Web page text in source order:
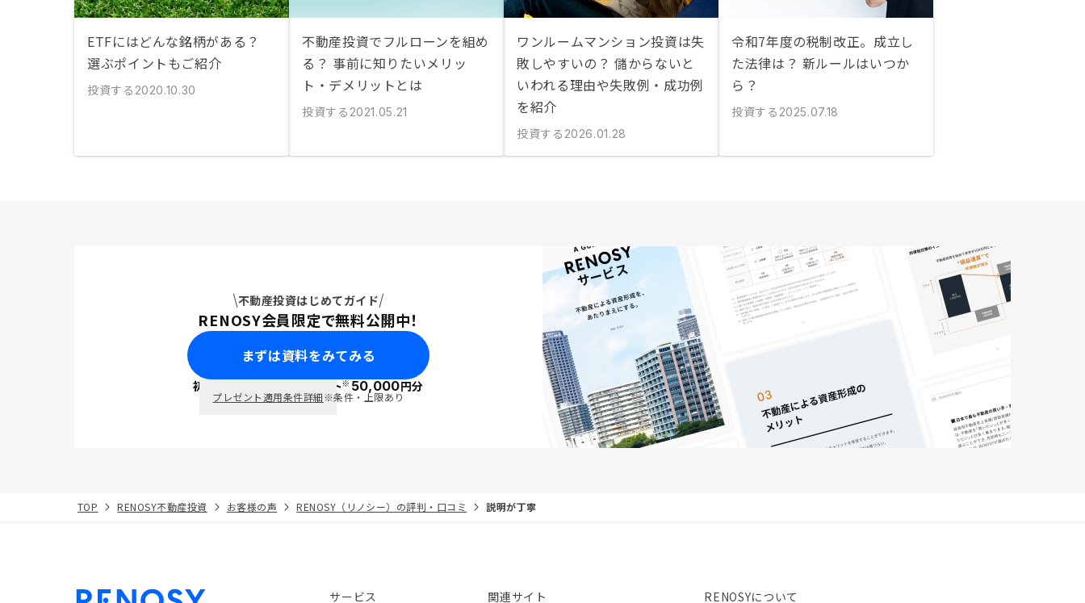
ETFにはどんな銘柄がある？
選ぶポイントもご紹介
投資する 2020.10.30
不動産投資でフルローンを組め
る？ 事前に知りたいメリッ
ト・デメリットとは
投資する 2021.05.21
ワンルームマンション投資は失
敗しやすいの？ 儲からないと
いわれる理由や失敗例・成功例
を紹介
投資する 2026.01.28
令和7年度の税制改正。成立し
た法律は？ 新ルールはいつか
ら？
投資する 2025.07.18
不動産投資はじめてガイド
RENOSY会員限定で無料公開中！
まずは資料をみてみる
初回面談で ポイント※50,000円分
プレゼント適用条件詳細※条件・上限あり
TOP RENOSY不動産投資 お客様の声 RENOSY（リノシー）の評判・口コミ 説明が丁寧
サービス 関連サイト RENOSYについて